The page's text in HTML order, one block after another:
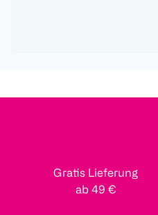
Gratis Lieferung
ab 49 €